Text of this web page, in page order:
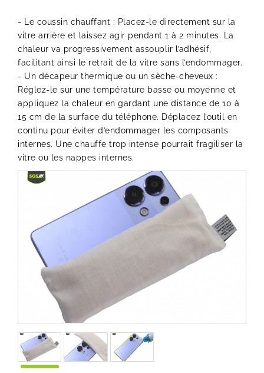
- Le coussin chauffant : Placez-le directement sur la
vitre arrière et laissez agir pendant 1 à 2 minutes. La
chaleur va progressivement assouplir l’adhésif,
facilitant ainsi le retrait de la vitre sans l’endommager.
- Un décapeur thermique ou un sèche-cheveux :
Réglez-le sur une température basse ou moyenne et
appliquez la chaleur en gardant une distance de 10 à
15 cm de la surface du téléphone. Déplacez l’outil en
continu pour éviter d’endommager les composants
internes. Une chauffe trop intense pourrait fragiliser la
vitre ou les nappes internes.